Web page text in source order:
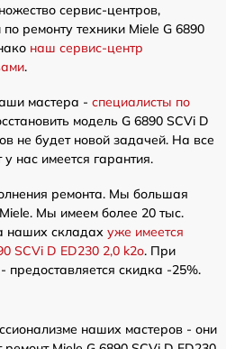
сервис-центров,
ремонту техники Miele G 6890
наш сервис-центр
.
мастера - специалисты по
модель G 6890 SCVi D
не будет новой задачей. На все
нас имеется гарантия.
ремонта. Мы большая
Мы имеем более 20 тыс.
наших складах уже имеется
SCVi D ED230 2,0 k2o. При
предоставляется скидка -25%.
наших мастеров - они